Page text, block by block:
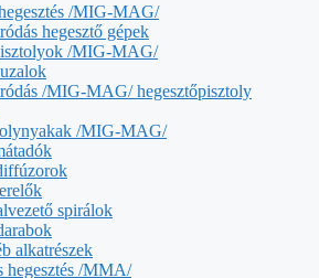
/MIG-MAG/
hegesztő gépek
/MIG-MAG/
/MIG-MAG/ hegesztőpisztoly
/MIG-MAG/
spirálok
alkatrészek
hegesztés /MMA/